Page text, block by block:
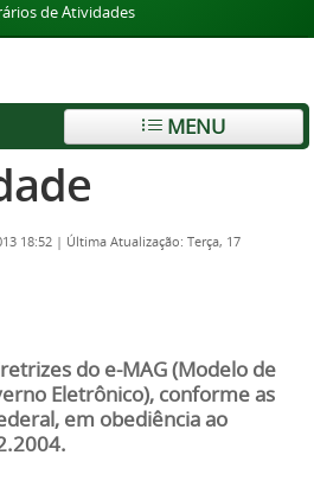
de Atividades
MENU
18:52 | Última Atualização: Terça, 17
do e-MAG (Modelo de
Eletrônico), conforme as
em obediência ao